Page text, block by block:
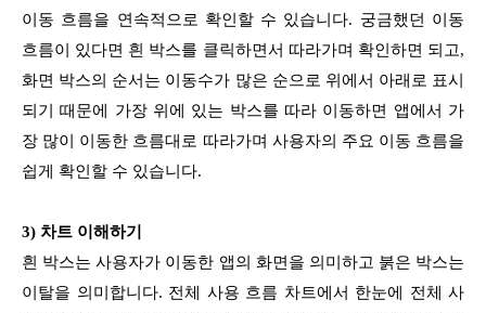
이동 흐름을 연속적으로 확인할 수 있습니다. 궁금했던 이동
흐름이 있다면 흰 박스를 클릭하면서 따라가며 확인하면 되고,
화면 박스의 순서는 이동수가 많은 순으로 위에서 아래로 표시
되기 때문에 가장 위에 있는 박스를 따라 이동하면 앱에서 가
장 많이 이동한 흐름대로 따라가며 사용자의 주요 이동 흐름을
쉽게 확인할 수 있습니다.
3) 차트 이해하기
흰 박스는 사용자가 이동한 앱의 화면을 의미하고 붉은 박스는
이탈을 의미합니다. 전체 사용 흐름 차트에서 한눈에 전체 사